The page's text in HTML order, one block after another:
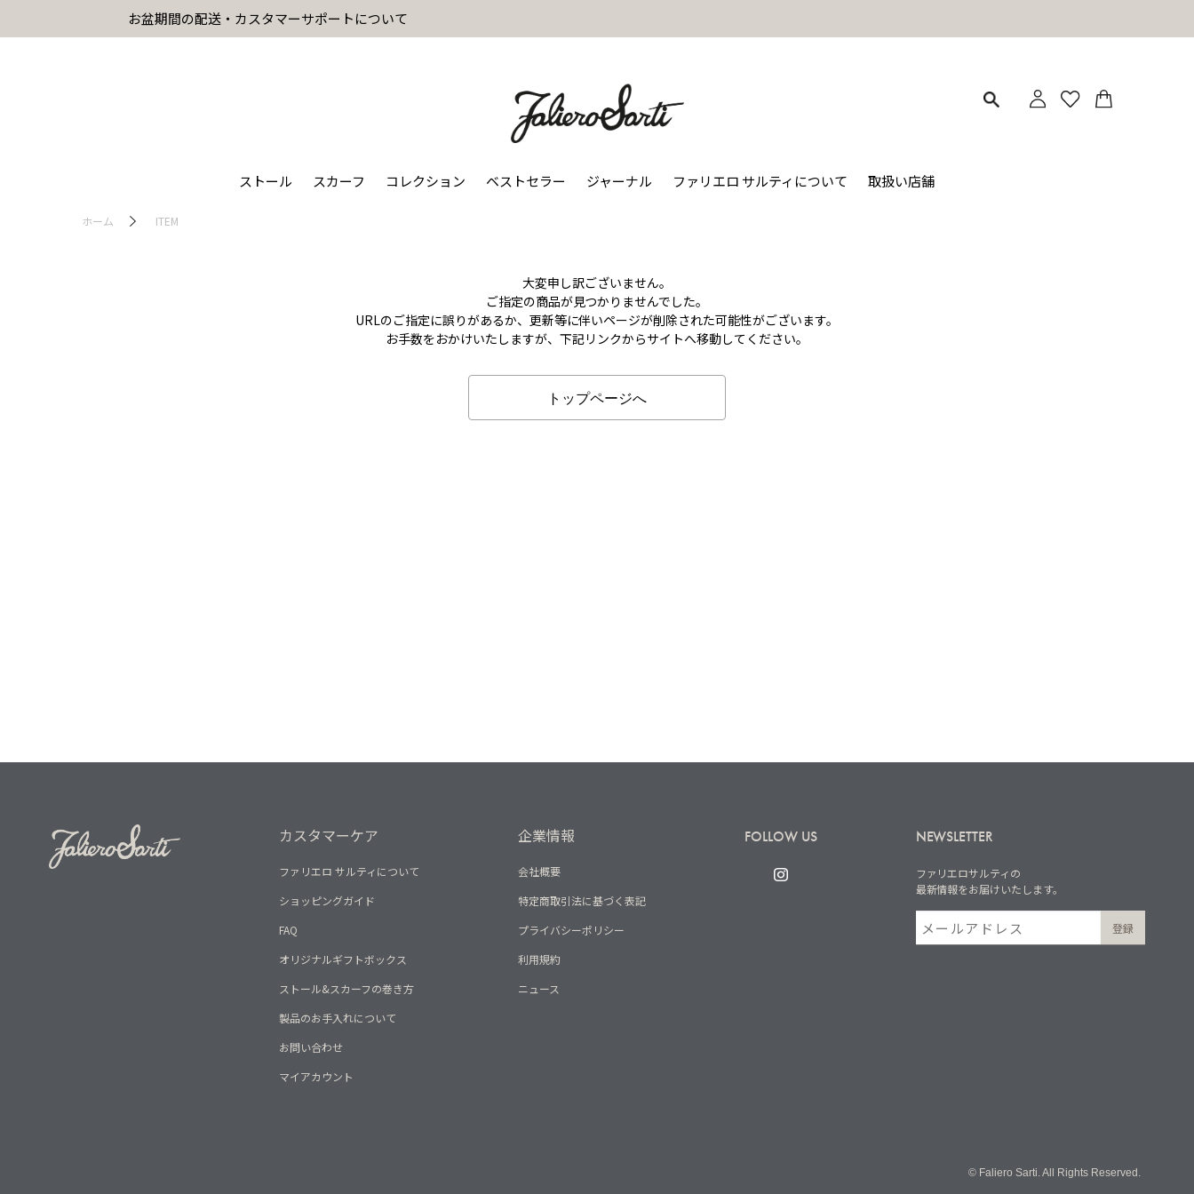
お盆期間の配送・カスタマーサポートについて
ストール スカーフ コレクション ベストセラー ジャーナル ファリエロ サルティについて 取扱い店舗
ホーム ITEM
大変申し訳ございません。
ご指定の商品が見つかりませんでした。
URLのご指定に誤りがあるか、更新等に伴いページが削除された可能性がございます。
お手数をおかけいたしますが、下記リンクからサイトへ移動してください。
トップページへ
カスタマーケア
ファリエロ サルティについて
ショッピングガイド
FAQ
オリジナルギフトボックス
ストール&スカーフの巻き方
製品のお手入れについて
お問い合わせ
マイアカウント
企業情報
会社概要
特定商取引法に基づく表記
プライバシーポリシー
利用規約
ニュース
FOLLOW US NEWSLETTER
ファリエロサルティの
最新情報をお届けいたします。
© Faliero Sarti. All Rights Reserved.